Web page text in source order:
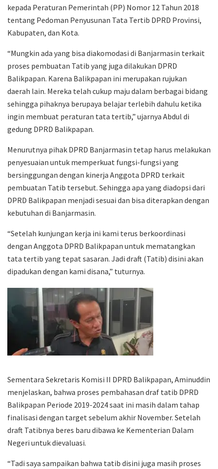
kepada Peraturan Pemerintah (PP) Nomor 12 Tahun 2018
tentang Pedoman Penyusunan Tata Tertib DPRD Provinsi,
Kabupaten, dan Kota.
“Mungkin ada yang bisa diakomodasi di Banjarmasin terkait
proses pembuatan Tatib yang juga dilakukan DPRD
Balikpapan. Karena Balikpapan ini merupakan rujukan
daerah lain. Mereka telah cukup maju dalam berbagai bidang
sehingga pihaknya berupaya belajar terlebih dahulu ketika
ingin membuat peraturan tata tertib,” ujarnya Abdul di
gedung DPRD Balikpapan.
Menurutnya pihak DPRD Banjarmasin tetap harus melakukan
penyesuaian untuk memperkuat fungsi-fungsi yang
bersinggungan dengan kinerja Anggota DPRD terkait
pembuatan Tatib tersebut. Sehingga apa yang diadopsi dari
DPRD Balikpapan menjadi sesuai dan bisa diterapkan dengan
kebutuhan di Banjarmasin.
“Setelah kunjungan kerja ini kami terus berkoordinasi
dengan Anggota DPRD Balikpapan untuk mematangkan
tata tertib yang tepat sasaran. Jadi draft (Tatib) disini akan
dipadukan dengan kami disana,” tuturnya.
Sementara Sekretaris Komisi II DPRD Balikpapan, Aminuddin
menjelaskan, bahwa proses pembahasan draf tatib DPRD
Balikpapan Periode 2019-2024 saat ini masih dalam tahap
finalisasi dengan target sebelum akhir November. Setelah
draft Tatibnya beres baru dibawa ke Kementerian Dalam
Negeri untuk dievaluasi.
“Tadi saya sampaikan bahwa tatib disini juga masih proses